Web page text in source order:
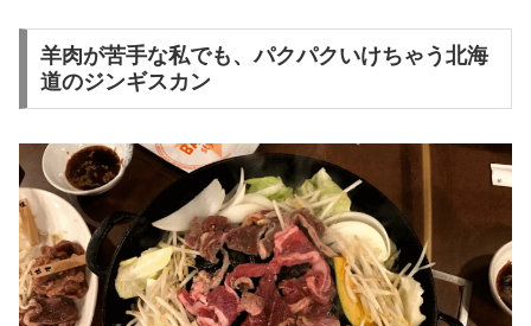
羊肉が苦手な私でも、パクパクいけちゃう北海
道のジンギスカン